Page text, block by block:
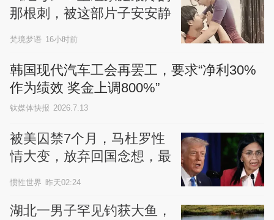
那根刺，被这部片子安安静
梵境梦语 16小时前
韩国现代汽车工会再罢工，要求“净利30%
作为绩效 奖金上调800%”
钛媒体快报 2026.7.13
被美囚禁7个月，马杜罗性
情大变，放弃回国念想，最
惯性世界 昨天02:24
湖北一男子罕见钓获大鱼，